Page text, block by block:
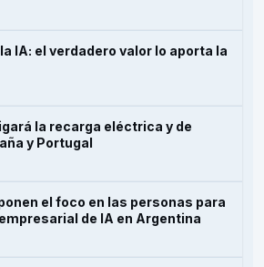
IA: el verdadero valor lo aporta la
la recarga eléctrica y de
y Portugal
el foco en las personas para
de IA en Argentina